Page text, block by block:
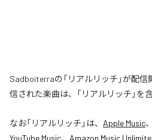
Sadboiterraの「リアルリッチ」が配
信された楽曲は、「リアルリッチ」を
なお「リアルリッチ 」は、 Apple Music、
YouTube Music、 Amazon Music